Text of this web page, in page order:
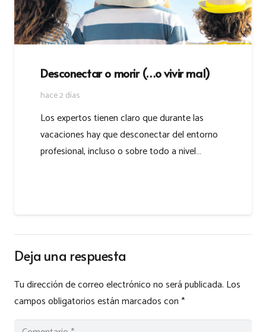
Desconectar o morir (…o vivir mal)
hace 2 días
Los expertos tienen claro que durante las
vacaciones hay que desconectar del entorno
profesional, incluso o sobre todo a nivel…
Deja una respuesta
Tu dirección de correo electrónico no será publicada. Los
campos obligatorios están marcados con*